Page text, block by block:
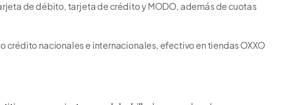
de débito, tarjeta de crédito y MODO, además de cuotas
crédito nacionales e internacionales, efectivo en tiendas OXXO